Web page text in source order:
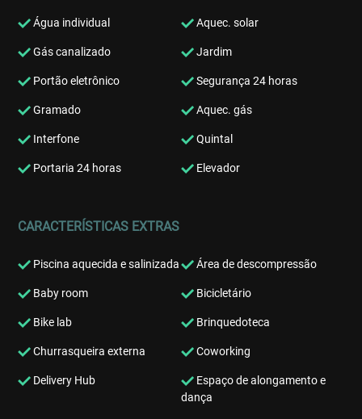
Água individual Aquec. solar
Gás canalizado Jardim
Portão eletrônico Segurança 24 horas
Gramado Aquec. gás
Interfone Quintal
Portaria 24 horas Elevador
CARACTERÍSTICAS EXTRAS
Piscina aquecida e salinizada Área de descompressão
Baby room Bicicletário
Bike lab Brinquedoteca
Churrasqueira externa Coworking
Delivery Hub
Espaço de alongamento e
dança